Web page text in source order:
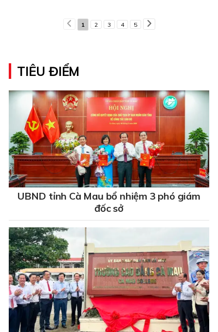
1 2 3 4 5
TIÊU ĐIỂM
UBND tỉnh Cà Mau bổ nhiệm 3 phó giám
đốc sở